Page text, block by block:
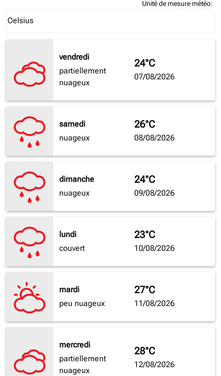
Unité de mesure météo:
Celsius
keyboard_arrow_down
vendredi
partiellement
nuageux
24°C
07/08/2026
samedi
nuageux
26°C
08/08/2026
dimanche
nuageux
24°C
09/08/2026
lundi
couvert
23°C
10/08/2026
mardi
peu nuageux
27°C
11/08/2026
mercredi
partiellement
nuageux
28°C
12/08/2026